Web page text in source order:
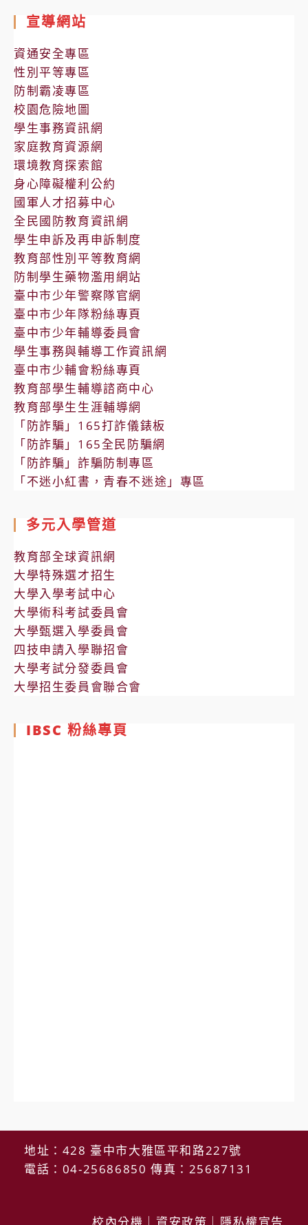
公
告
宣導網站
資通安全專區
性別平等專區
防制霸凌專區
校園危險地圖
學生事務資訊網
家庭教育資源網
環境教育探索館
身心障礙權利公約
國軍人才招募中心
全民國防教育資訊網
學生申訴及再申訴制度
教育部性別平等教育網
防制學生藥物濫用網站
臺中市少年警察隊官網
臺中市少年隊粉絲專頁
臺中市少年輔導委員會
學生事務與輔導工作資訊網
臺中市少輔會粉絲專頁
教育部學生輔導諮商中心
教育部學生生涯輔導網
「防詐騙」165打詐儀錶板
「防詐騙」165全民防騙網
「防詐騙」詐騙防制專區
「不迷小紅書，青春不迷途」專區
多元入學管道
教育部全球資訊網
大學特殊選才招生
大學入學考試中心
大學術科考試委員會
大學甄選入學委員會
四技申請入學聯招會
大學考試分發委員會
大學招生委員會聯合會
IBSC 粉絲專頁
地址：428 臺中市大雅區平和路227號
電話：04-25686850 傳真：25687131